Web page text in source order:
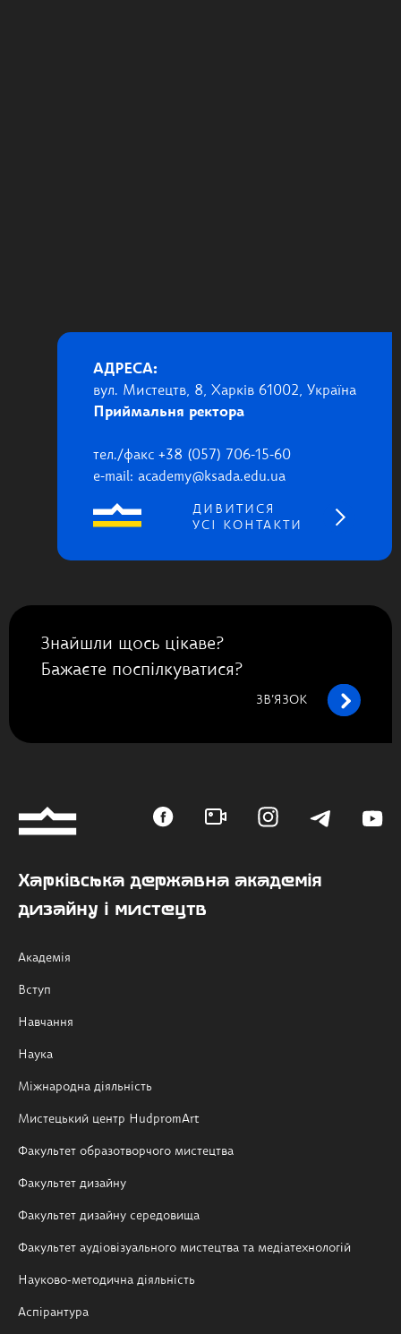
АДРЕСА:
вул. Мистецтв, 8, Харків 61002, Україна
Приймальня ректора
тел./факс +38 (057) 706-15-60
e-mail: academy@ksada.edu.ua
ДИВИТИСЯ
УСІ КОНТАКТИ
Знайшли щось цікаве?
Бажаєте поспілкуватися?
ЗВ’ЯЗОК
Харківська державна академія
дизайну і мистецтв
Академія
Вступ
Навчання
Наука
Міжнародна діяльність
Мистецький центр HudpromArt
Факультет образотворчого мистецтва
Факультет дизайну
Факультет дизайну середовища
Факультет аудіовізуального мистецтва та медіатехнологій
Науково-методична діяльність
Аспірантура